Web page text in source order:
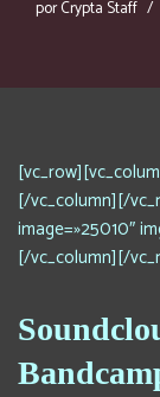
porCrypta Staff
[/vc_column][/
image=»25010″
[/vc_column][/